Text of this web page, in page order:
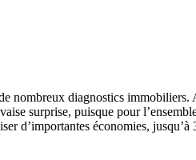
nombreux diagnostics
surprise, puisque pour
d’importantes économies,